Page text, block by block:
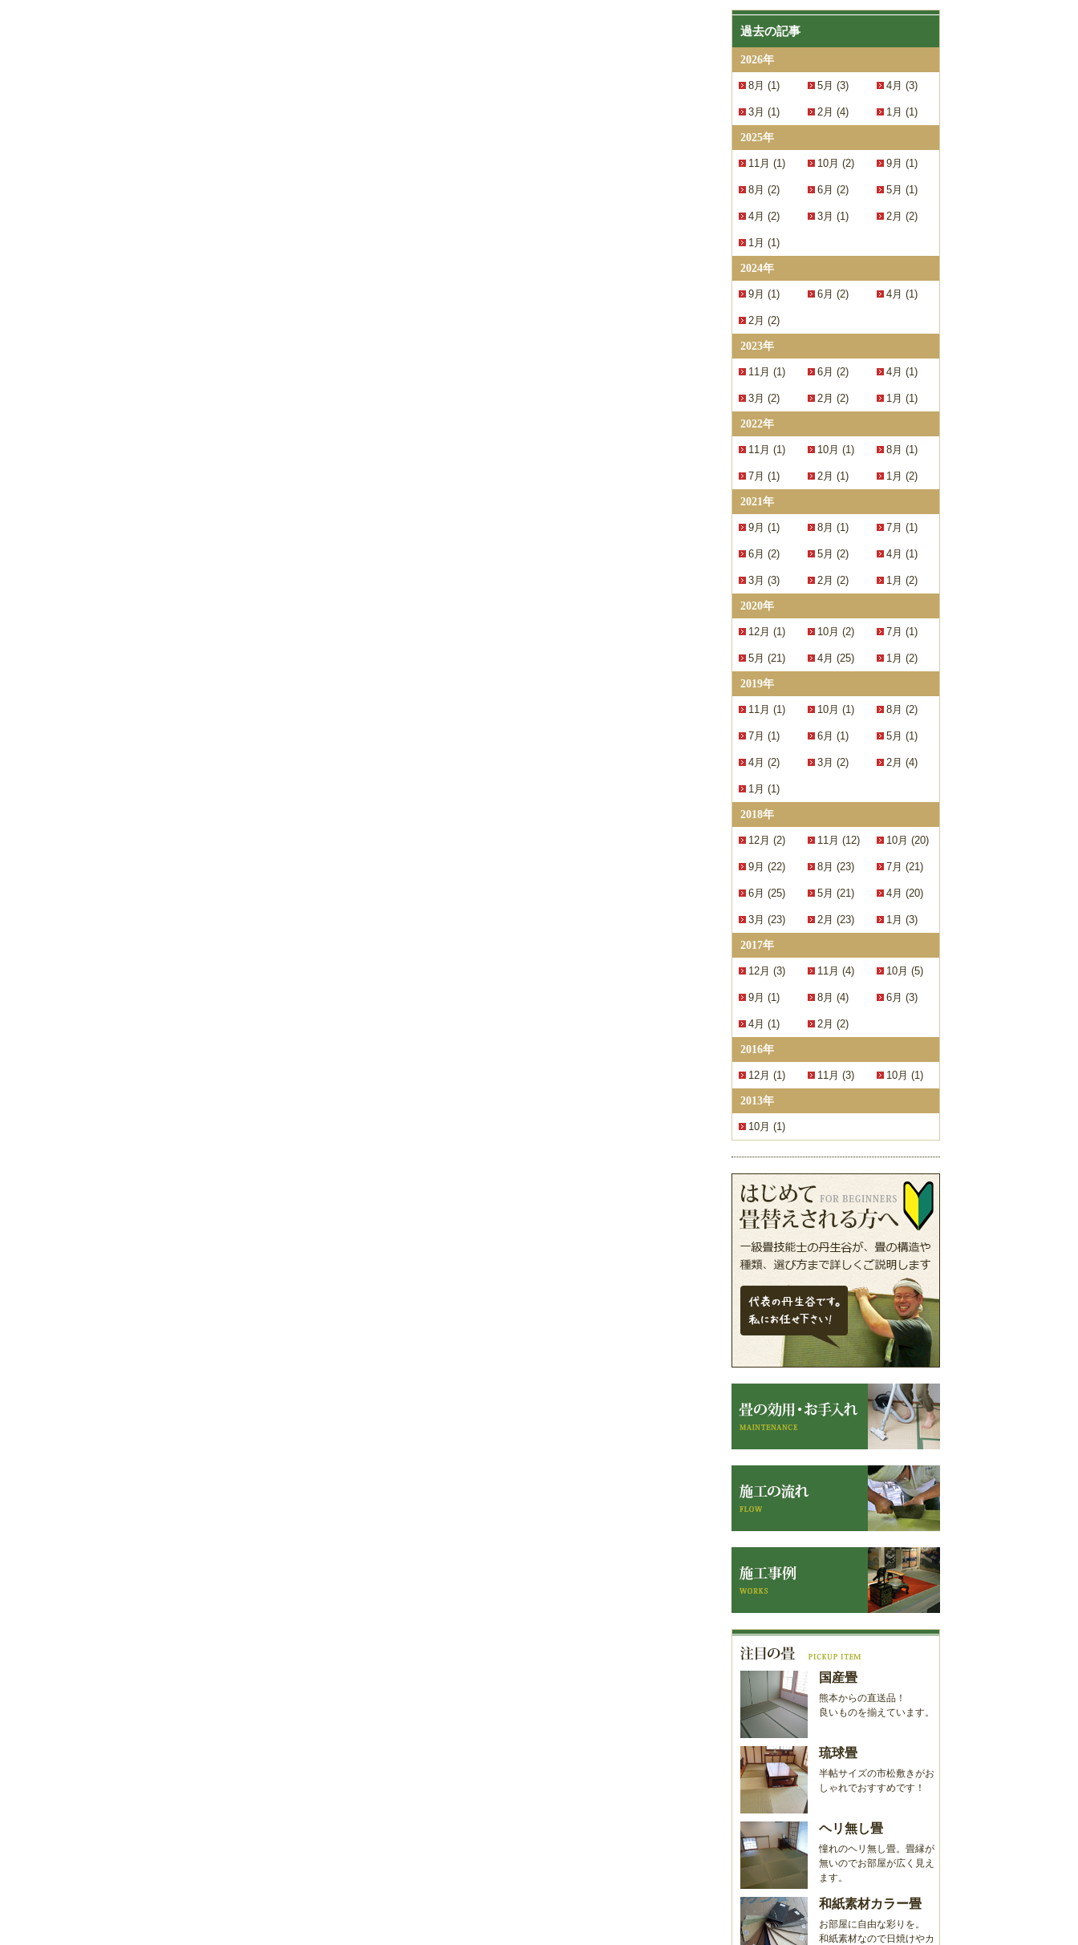
過去の記事
2026年
8月 (1) 5月 (3) 4月 (3)
3月 (1) 2月 (4) 1月 (1)
2025年
11月 (1) 10月 (2) 9月 (1)
8月 (2) 6月 (2) 5月 (1)
4月 (2) 3月 (1) 2月 (2)
1月 (1)
2024年
9月 (1) 6月 (2) 4月 (1)
2月 (2)
2023年
11月 (1) 6月 (2) 4月 (1)
3月 (2) 2月 (2) 1月 (1)
2022年
11月 (1) 10月 (1) 8月 (1)
7月 (1) 2月 (1) 1月 (2)
2021年
9月 (1) 8月 (1) 7月 (1)
6月 (2) 5月 (2) 4月 (1)
3月 (3) 2月 (2) 1月 (2)
2020年
12月 (1) 10月 (2) 7月 (1)
5月 (21) 4月 (25) 1月 (2)
2019年
11月 (1) 10月 (1) 8月 (2)
7月 (1) 6月 (1) 5月 (1)
4月 (2) 3月 (2) 2月 (4)
1月 (1)
2018年
12月 (2) 11月 (12) 10月 (20)
9月 (22) 8月 (23) 7月 (21)
6月 (25) 5月 (21) 4月 (20)
3月 (23) 2月 (23) 1月 (3)
2017年
12月 (3) 11月 (4) 10月 (5)
9月 (1) 8月 (4) 6月 (3)
4月 (1) 2月 (2)
2016年
12月 (1) 11月 (3) 10月 (1)
2013年
10月 (1)
国産畳
熊本からの直送品！
良いものを揃えています。
琉球畳
半帖サイズの市松敷きがお
しゃれでおすすめです！
ヘリ無し畳
憧れのヘリ無し畳。畳縁が
無いのでお部屋が広く見え
ます。
和紙素材カラー畳
お部屋に自由な彩りを。
和紙素材なので日焼けやカ